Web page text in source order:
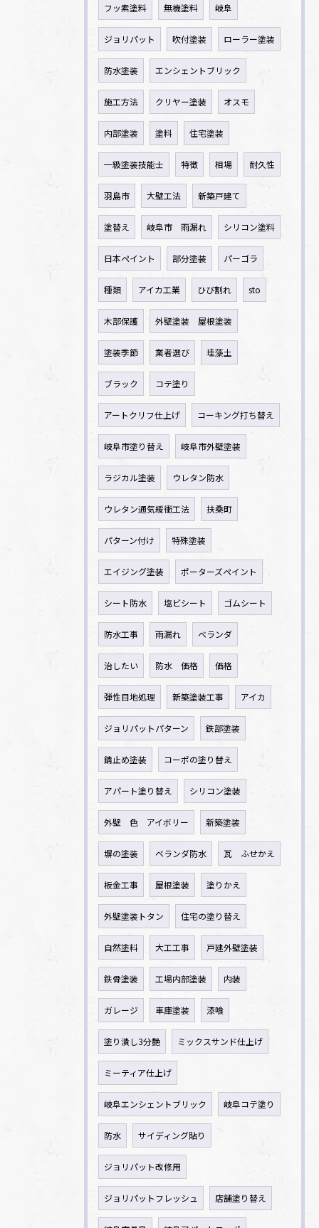
フッ素塗料 無機塗料 岐阜
ジョリパット 吹付塗装 ローラー塗装
防水塗装 エンシェントブリック
施工方法 クリヤー塗装 オスモ
内部塗装 塗料 住宅塗装
一級塗装技能士 特徴 相場 耐久性
羽島市 大壁工法 新築戸建て
塗替え 岐阜市 雨漏れ シリコン塗料
日本ペイント 部分塗装 パーゴラ
種類 アイカ工業 ひび割れ sto
木部保護 外壁塗装 屋根塗装
塗装季節 業者選び 珪藻土
ブラック コテ塗り
アートクリフ仕上げ コーキング打ち替え
岐阜市塗り替え 岐阜市外壁塗装
ラジカル塗装 ウレタン防水
ウレタン通気緩衝工法 扶桑町
パターン付け 特殊塗装
エイジング塗装 ポーターズペイント
シート防水 塩ビシート ゴムシート
防水工事 雨漏れ ベランダ
治したい 防水 価格 価格
弾性目地処理 新築塗装工事 アイカ
ジョリパットパターン 鉄部塗装
錆止め塗装 コーポの塗り替え
アパート塗り替え シリコン塗装
外壁 色 アイボリー 新築塗装
塀の塗装 ベランダ防水 瓦 ふせかえ
板金工事 屋根塗装 塗りかえ
外壁塗装トタン 住宅の塗り替え
自然塗料 大工工事 戸建外壁塗装
鉄骨塗装 工場内部塗装 内装
ガレージ 車庫塗装 漆喰
塗り潰し3分艶 ミックスサンド仕上げ
ミーティア仕上げ
岐阜エンシェントブリック 岐阜コテ塗り
防水 サイディング貼り
ジョリパット改修用
ジョリパットフレッシュ 店舗塗り替え